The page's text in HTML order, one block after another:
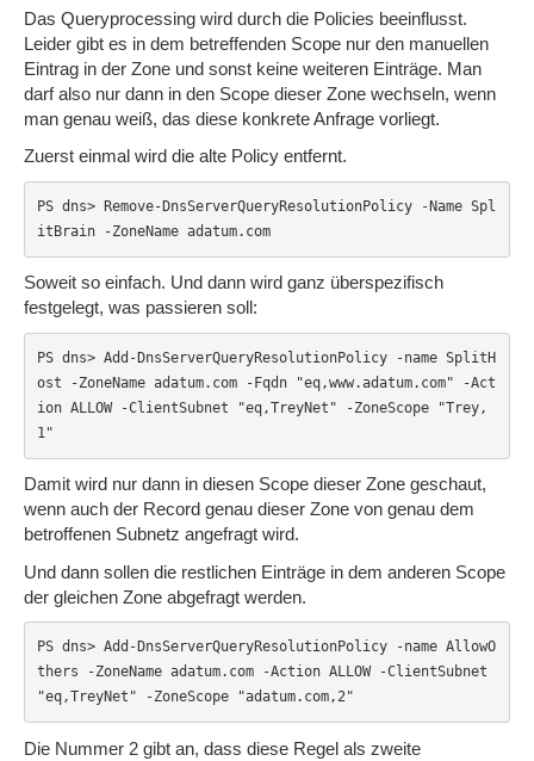
Das Queryprocessing wird durch die Policies beeinflusst.
Leider gibt es in dem betreffenden Scope nur den manuellen
Eintrag in der Zone und sonst keine weiteren Einträge. Man
darf also nur dann in den Scope dieser Zone wechseln, wenn
man genau weiß, das diese konkrete Anfrage vorliegt.
Zuerst einmal wird die alte Policy entfernt.
PS dns> Remove-DnsServerQueryResolutionPolicy -Name Spl
itBrain -ZoneName adatum.com
Soweit so einfach. Und dann wird ganz überspezifisch
festgelegt, was passieren soll:
PS dns> Add-DnsServerQueryResolutionPolicy -name SplitH
ost -ZoneName adatum.com -Fqdn "eq,www.adatum.com" -Act
ion ALLOW -ClientSubnet "eq,TreyNet" -ZoneScope "Trey,
1"
Damit wird nur dann in diesen Scope dieser Zone geschaut,
wenn auch der Record genau dieser Zone von genau dem
betroffenen Subnetz angefragt wird.
Und dann sollen die restlichen Einträge in dem anderen Scope
der gleichen Zone abgefragt werden.
PS dns> Add-DnsServerQueryResolutionPolicy -name AllowO
thers -ZoneName adatum.com -Action ALLOW -ClientSubnet
"eq,TreyNet" -ZoneScope "adatum.com,2"
Die Nummer 2 gibt an, dass diese Regel als zweite